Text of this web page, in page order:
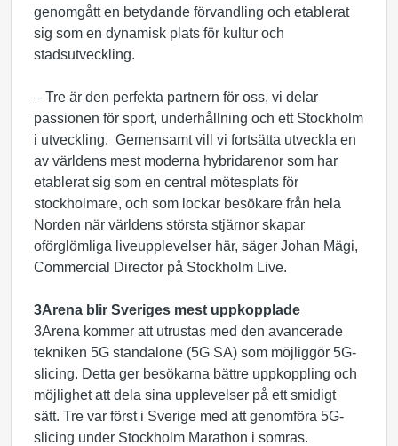
genomgått en betydande förvandling och etablerat
sig som en dynamisk plats för kultur och
stadsutveckling.
– Tre är den perfekta partnern för oss, vi delar
passionen för sport, underhållning och ett Stockholm
i utveckling. Gemensamt vill vi fortsätta utveckla en
av världens mest moderna hybridarenor som har
etablerat sig som en central mötesplats för
stockholmare, och som lockar besökare från hela
Norden när världens största stjärnor skapar
oförglömliga liveupplevelser här, säger Johan Mägi,
Commercial Director på Stockholm Live.
3Arena blir Sveriges mest uppkopplade
3Arena kommer att utrustas med den avancerade
tekniken 5G standalone (5G SA) som möjliggör 5G-
slicing. Detta ger besökarna bättre uppkoppling och
möjlighet att dela sina upplevelser på ett smidigt
sätt. Tre var först i Sverige med att genomföra 5G-
slicing under Stockholm Marathon i somras.